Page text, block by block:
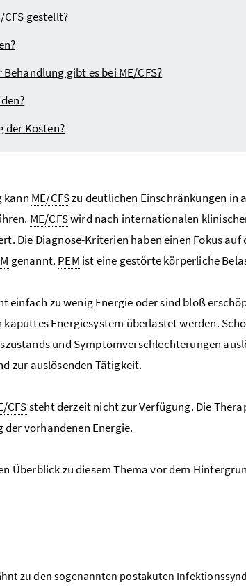
CFS gestellt?
gibt es bei ME/CFS?
der Kosten?
kann ME/CFSzu deutlichen Einschränkungen in
ME/CFSwird nach internationalen
Die Diagnose-Kriterien haben einen Fokus
genannt. PEM ist eine gestörte körperliche
einfach zu wenig Energie oder sind bloß
kaputtes Energiesystem überlastet werden.
und Symptomverschlechterungen
zur auslösenden Tätigkeit.
CFSsteht derzeit nicht zur Verfügung. Die
vorhandenen Energie.
Überblick zu diesem Thema vor dem
zu den sogenannten postakuten